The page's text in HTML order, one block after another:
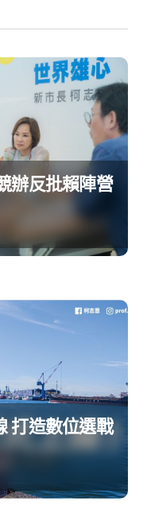
辦反批賴陣營
打造數位選戰